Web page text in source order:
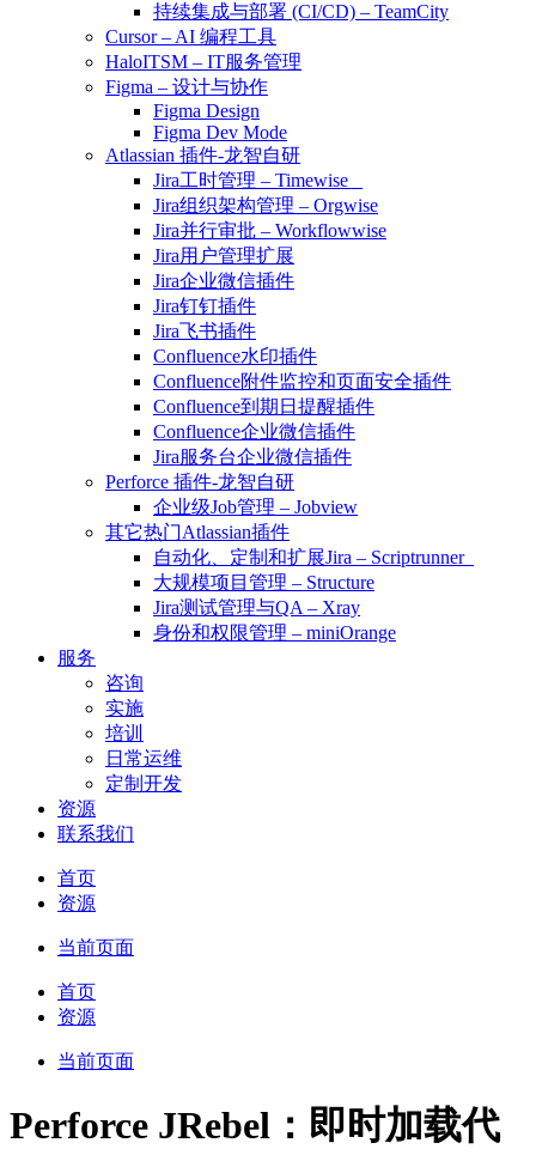
持续集成与部署 (CI/CD) – TeamCity
Cursor – AI 编程工具
HaloITSM – IT服务管理
Figma – 设计与协作
Figma Design
Figma Dev Mode
Atlassian 插件-龙智自研
Jira工时管理 – Timewise
Jira组织架构管理 – Orgwise
Jira并行审批 – Workflowwise
Jira用户管理扩展
Jira企业微信插件
Jira钉钉插件
Jira飞书插件
Confluence水印插件
Confluence附件监控和页面安全插件
Confluence到期日提醒插件
Confluence企业微信插件
Jira服务台企业微信插件
Perforce 插件-龙智自研
企业级Job管理 – Jobview
其它热门Atlassian插件
自动化、定制和扩展Jira – Scriptrunner
大规模项目管理 – Structure
Jira测试管理与QA – Xray
身份和权限管理 – miniOrange
服务
咨询
实施
培训
日常运维
定制开发
资源
联系我们
首页
资源
当前页面
首页
资源
当前页面
Perforce JRebel：即时加载代